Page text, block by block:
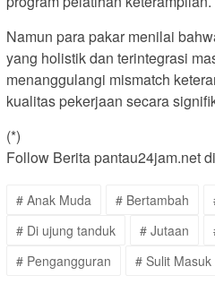
Namun para pakar menilai
yang holistik dan terintegrasi
menanggulangi mismatch
kualitas pekerjaan secara
(*)
Follow Berita pantau24jam.net
# Anak Muda # Bertambah
# Di ujung tanduk
# Jutaan
# Pengangguran
# Sulit Masuk